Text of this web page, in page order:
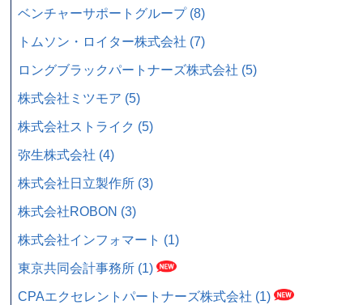
ベンチャーサポートグループ (8)
トムソン・ロイター株式会社 (7)
ロングブラックパートナーズ株式会社 (5)
株式会社ミツモア (5)
株式会社ストライク (5)
弥生株式会社 (4)
株式会社日立製作所 (3)
株式会社ROBON (3)
株式会社インフォマート (1)
東京共同会計事務所 (1)
CPAエクセレントパートナーズ株式会社 (1)